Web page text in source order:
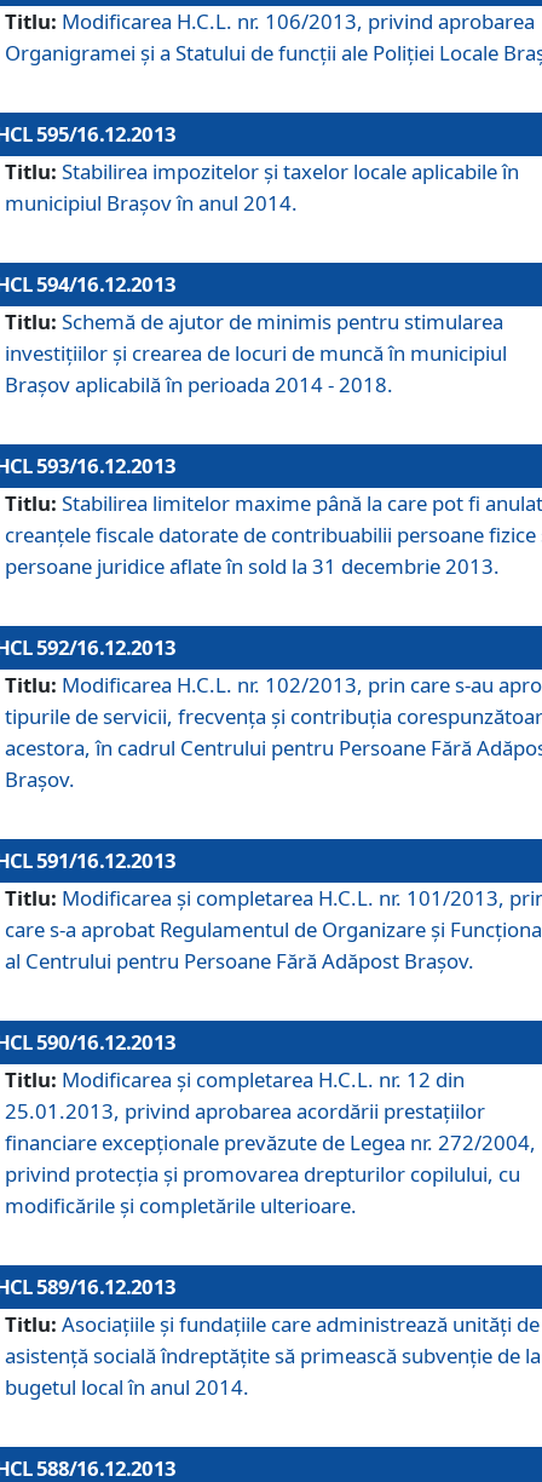
Titlu: Modificarea H.C.L. nr. 106/2013, privind aprobarea
Organigramei şi a Statului de funcţii ale Poliţiei Locale
595/16.12.2013
Titlu: Stabilirea impozitelor şi taxelor locale aplicabile în
municipiul Braşov în anul 2014.
594/16.12.2013
Titlu: Schemă de ajutor de minimis pentru stimularea
investiţiilor şi crearea de locuri de muncă în municipiul
Braşov aplicabilă în perioada 2014 - 2018.
593/16.12.2013
Titlu: Stabilirea limitelor maxime până la care pot fi
creanţele fiscale datorate de contribuabilii persoane fizice
persoane juridice aflate în sold la 31 decembrie 2013.
592/16.12.2013
Titlu: Modificarea H.C.L. nr. 102/2013, prin care s-au
tipurile de servicii, frecvenţa şi contribuţia
acestora, în cadrul Centrului pentru Persoane Fără
Braşov.
591/16.12.2013
Titlu: Modificarea şi completarea H.C.L. nr. 101/2013,
care s-a aprobat Regulamentul de Organizare şi
al Centrului pentru Persoane Fără Adăpost Braşov.
590/16.12.2013
Titlu: Modificarea şi completarea H.C.L. nr. 12 din
25.01.2013, privind aprobarea acordării prestaţiilor
financiare excepţionale prevăzute de Legea nr. 272/2004,
privind protecţia şi promovarea drepturilor copilului, cu
modificările şi completările ulterioare.
589/16.12.2013
Titlu: Asociaţiile şi fundaţiile care administrează unităţi de
asistenţă socială îndreptăţite să primească subvenţie de la
bugetul local în anul 2014.
588/16.12.2013